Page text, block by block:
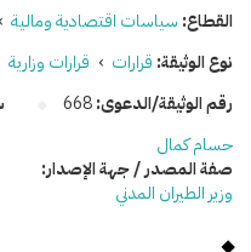
القطاع: سياسات اقتصادية ومالية ›
نوع الوثيقة: قرارات › قرارات وزارية
رقم الوثيقة/الدعوى:668
حسام كمال
صفة المصدر / جهة الإصدار:
وزير الطيران المدني